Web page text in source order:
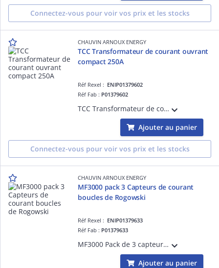
Connectez-vous pour voir vos prix et les stocks
CHAUVIN ARNOUX ENERGY
TCC Transformateur de courant ouvrant
compact 250A
Réf Rexel : ENIP01379602
Réf Fab : P01379602
TCC Transformateur de courant ouvrant compact 250A - Dispositif de court-circuiteur du secondaire intégré
Ajouter au panier
Connectez-vous pour voir vos prix et les stocks
CHAUVIN ARNOUX ENERGY
MF3000 pack 3 Capteurs de courant
boucles de Rogowski
Réf Rexel : ENIP01379633
Réf Fab : P01379633
MF3000 Pack de 3 capteurs de courant types boucles de Rogowski diamètres 200mm compatibles avec l'Ulys MCM
Ajouter au panier